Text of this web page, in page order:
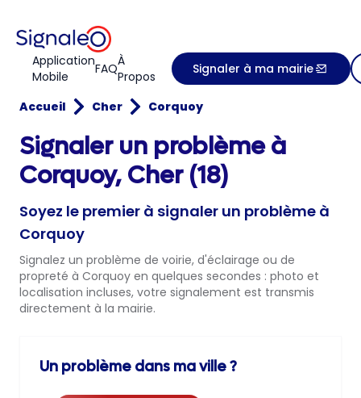
Application
Mobile
FAQÀ
Propos
Signaler à ma mairie
Accueil Cher Corquoy
Signaler un problème à
Corquoy, Cher (18)
Soyez le premier à signaler un problème à
Corquoy
Signalez un problème de voirie, d'éclairage ou de
propreté à Corquoy en quelques secondes : photo et
localisation incluses, votre signalement est transmis
directement à la mairie.
Un problème dans ma ville ?